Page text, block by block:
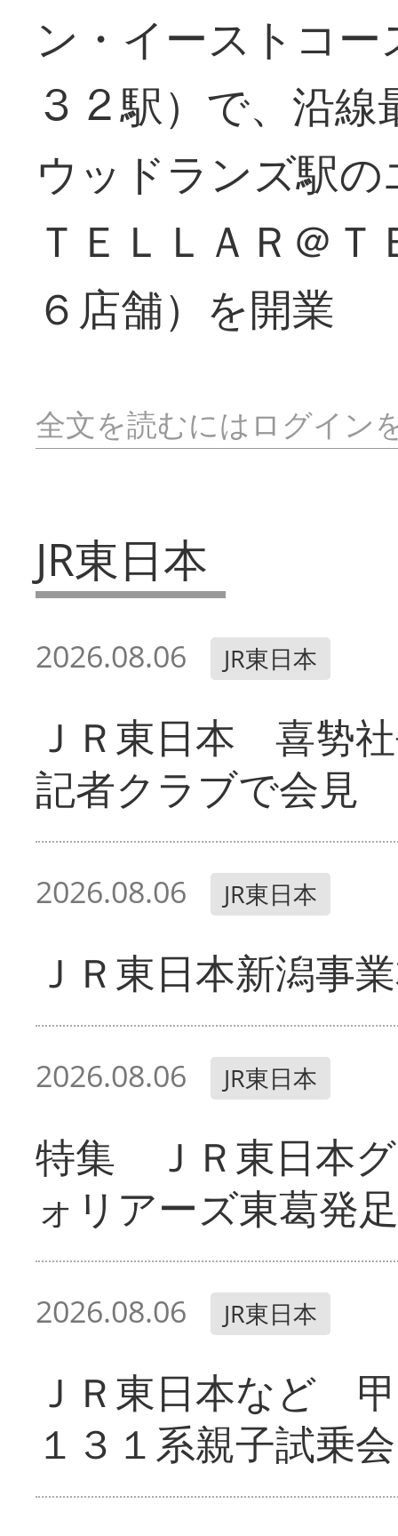
ン・イーストコ
３２駅）で、沿
ウッドランズ駅
ＴＥＬＬＡＲ＠
６店舗）を開業
全文を読むにはログイン
JR東日本
2026.08.06 JR東日本
ＪＲ東日本 喜㔟
記者クラブで会見
2026.08.06 JR東日本
ＪＲ東日本新潟事
2026.08.06 JR東日本
特集 ＪＲ東日本
ォリアーズ東葛発足
2026.08.06 JR東日本
ＪＲ東日本など
１３１系親子試乗会